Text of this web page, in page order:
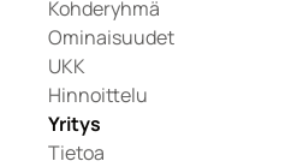
Kohderyhmä
Ominaisuudet
UKK
Hinnoittelu
Yritys
Tietoa